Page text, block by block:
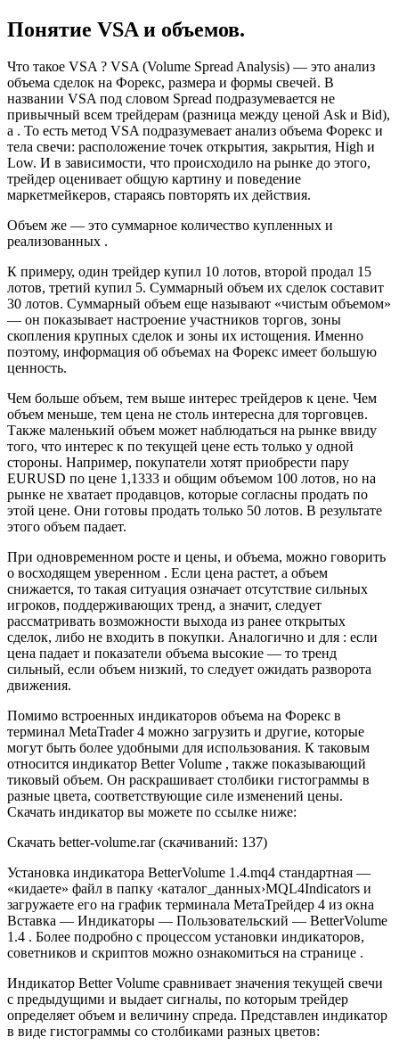
Понятие VSA и объемов.
Что такое VSA ? VSA (Volume Spread Analysis) — это анализ
объема сделок на Форекс, размера и формы свечей. В
названии VSA под словом Spread подразумевается не
привычный всем трейдерам (разница между ценой Ask и Bid),
а . То есть метод VSA подразумевает анализ объема Форекс и
тела свечи: расположение точек открытия, закрытия, High и
Low. И в зависимости, что происходило на рынке до этого,
трейдер оценивает общую картину и поведение
маркетмейкеров, стараясь повторять их действия.
Объем же — это суммарное количество купленных и
реализованных .
К примеру, один трейдер купил 10 лотов, второй продал 15
лотов, третий купил 5. Суммарный объем их сделок составит
30 лотов. Суммарный объем еще называют «чистым объемом»
— он показывает настроение участников торгов, зоны
скопления крупных сделок и зоны их истощения. Именно
поэтому, информация об объемах на Форекс имеет большую
ценность.
Чем больше объем, тем выше интерес трейдеров к цене. Чем
объем меньше, тем цена не столь интересна для торговцев.
Также маленький объем может наблюдаться на рынке ввиду
того, что интерес к по текущей цене есть только у одной
стороны. Например, покупатели хотят приобрести пару
EURUSD по цене 1,1333 и общим объемом 100 лотов, но на
рынке не хватает продавцов, которые согласны продать по
этой цене. Они готовы продать только 50 лотов. В результате
этого объем падает.
При одновременном росте и цены, и объема, можно говорить
о восходящем уверенном . Если цена растет, а объем
снижается, то такая ситуация означает отсутствие сильных
игроков, поддерживающих тренд, а значит, следует
рассматривать возможности выхода из ранее открытых
сделок, либо не входить в покупки. Аналогично и для : если
цена падает и показатели объема высокие — то тренд
сильный, если объем низкий, то следует ожидать разворота
движения.
Помимо встроенных индикаторов объема на Форекс в
терминал MetaTrader 4 можно загрузить и другие, которые
могут быть более удобными для использования. К таковым
относится индикатор Better Volume , также показывающий
тиковый объем. Он раскрашивает столбики гистограммы в
разные цвета, соответствующие силе изменений цены.
Скачать индикатор вы можете по ссылке ниже:
Скачать better-volume.rar (скачиваний: 137)
Установка индикатора BetterVolume 1.4.mq4 стандартная —
«кидаете» файл в папку ‹каталог_данных›MQL4Indicators и
загружаете его на график терминала МетаТрейдер 4 из окна
Вставка — Индикаторы — Пользовательский — BetterVolume
1.4 . Более подробно с процессом установки индикаторов,
советников и скриптов можно ознакомиться на странице .
Индикатор Better Volume сравнивает значения текущей свечи
с предыдущими и выдает сигналы, по которым трейдер
определяет объем и величину спреда. Представлен индикатор
в виде гистограммы со столбиками разных цветов: